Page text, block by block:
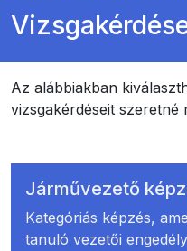
Az alábbiakban
vizsgakérdéseit szeretné
Járművezető
Kategóriás képzés,
tanuló vezetői